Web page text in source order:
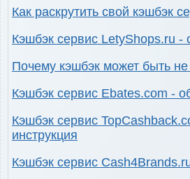
Как раскрутить свой кэшбэк
Кэшбэк сервис LetyShops.ru -
Почему кэшбэк может быть не
Кэшбэк сервис Ebates.com -
Кэшбэк сервис
инструкция
Кэшбэк сервис